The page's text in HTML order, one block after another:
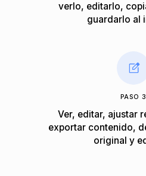
verlo, editarlo,
guardarlo al
PASO 3
Ver, editar, ajustar
exportar contenido,
original y